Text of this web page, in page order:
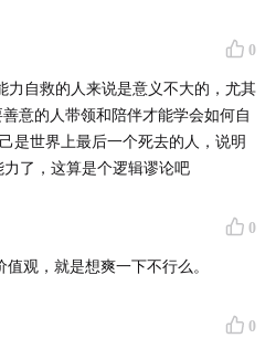
0
力自救的人来说是意义不大的，尤其
意的人带领和陪伴才能学会如何自
是世界上最后一个死去的人，说明
了，这算是个逻辑谬论吧
0
观，就是想爽一下不行么。
0